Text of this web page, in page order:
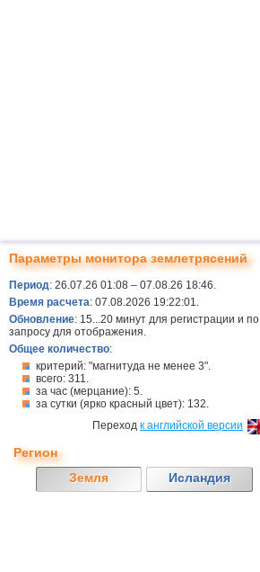
Параметры монитора землетрясений
Период: 26.07.26 01:08 – 07.08.26 18:46.
Время расчета: 07.08.2026 19:22:01.
Обновление: 15...20 минут для регистрации и по
запросу для отображения.
Общее количество:
критерий: "магнитуда не менее 3".
всего: 311.
за час (мерцание): 5.
за сутки (ярко красный цвет): 132.
Переход к английской версии
Регион
Земля
Исландия